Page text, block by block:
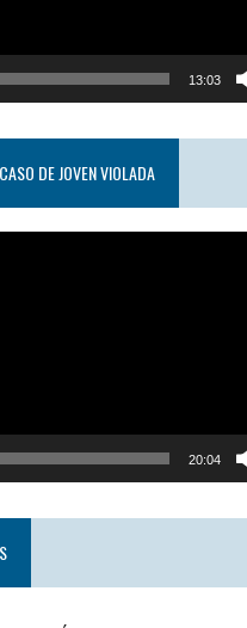
13:03
DE JOVEN VIOLADA
20:04